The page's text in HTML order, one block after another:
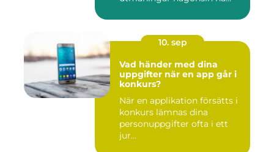
10. sep
Vad händer med dina
uppgifter när en app går i
konkurs?
När en applikation försätts i
konkurs lämnas dina
personuppgifter ofta i ett
jur...